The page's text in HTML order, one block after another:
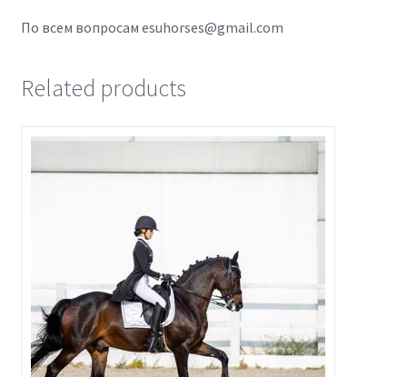
По всем вопросам esuhorses@gmail.com
Related products